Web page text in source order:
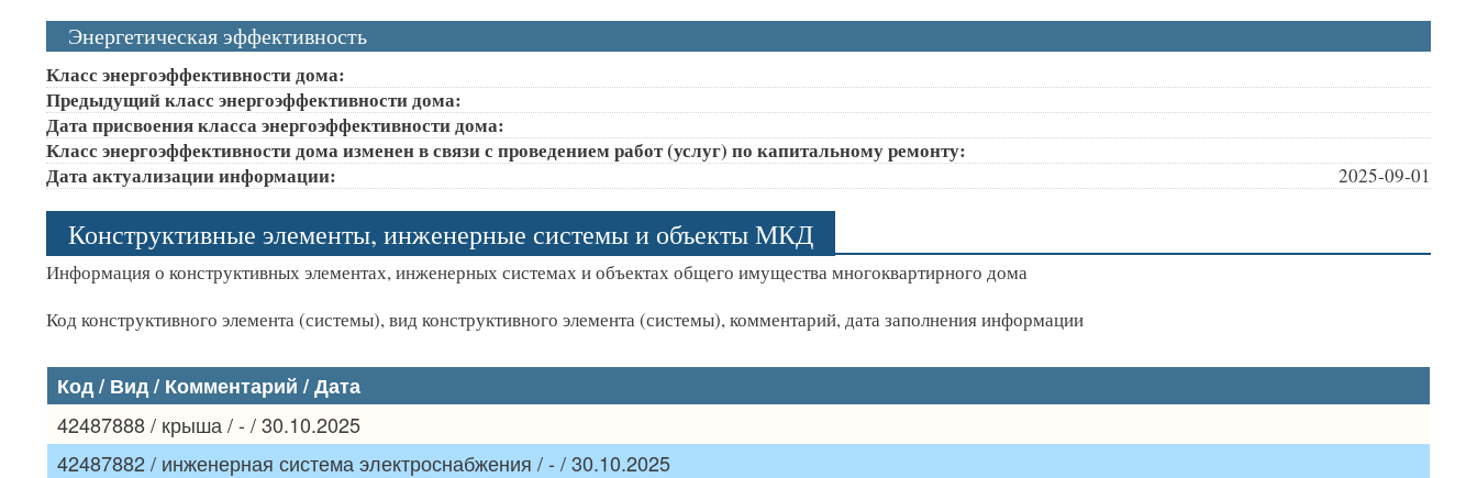
Энергетическая эффективность
Класс энергоэффективности дома:
Предыдущий класс энергоэффективности дома:
Дата присвоения класса энергоэффективности дома:
Класс энергоэффективности дома изменен в связи с проведением работ (услуг) по капитальному ремонту:
Дата актуализации информации:
2025-09-01
Конструктивные элементы, инженерные системы и объекты МКД
Информация о конструктивных элементах, инженерных системах и объектах общего имущества многоквартирного дома
Код конструктивного элемента (системы), вид конструктивного элемента (системы), комментарий, дата заполнения информации
Код / Вид / Комментарий / Дата
42487888 / крыша / - / 30.10.2025
42487882 / инженерная система электроснабжения / - / 30.10.2025